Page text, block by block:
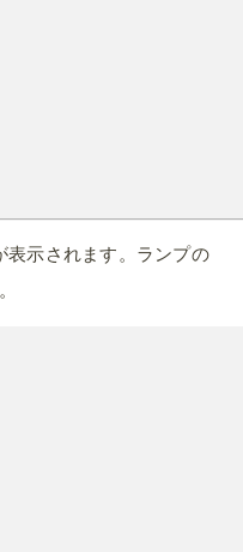
表示されます。ランプの